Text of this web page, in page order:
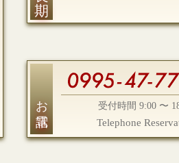
お電話 受付時間 9:00 〜
Telephone